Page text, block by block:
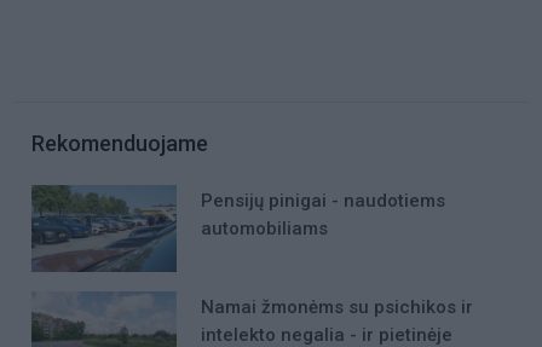
Rekomenduojame
Pensijų pinigai - naudotiems
automobiliams
Namai žmonėms su psichikos ir
intelekto negalia - ir pietinėje